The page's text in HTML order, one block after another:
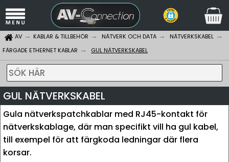
AV KABLAR & TILLBEHÖR NÄTVERK OCH DATA
NÄTVERKSKABEL
FÄRGADE ETHERNET KABLAR
GUL NÄTVERKSKABEL
SÖK HÄR
GUL NÄTVERKSKABEL
Gula nätverkspatchkablar med RJ45-kontakt för
nätverkskablage, där man specifikt vill ha gul kabel,
till exempel för att färgkoda ledningar där flera
korsar.